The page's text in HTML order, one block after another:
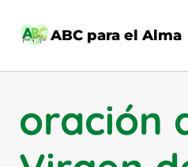
ABC para el Alma
oración